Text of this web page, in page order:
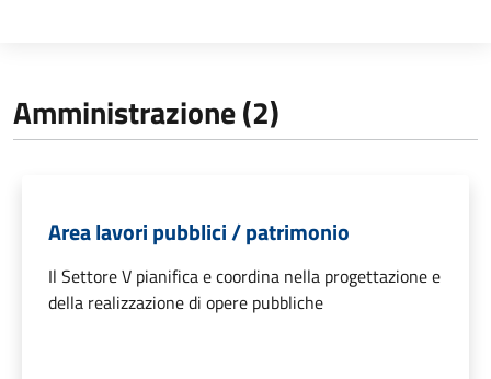
Amministrazione (2)
Area lavori pubblici / patrimonio
Il Settore V pianifica e coordina nella progettazione e
della realizzazione di opere pubbliche